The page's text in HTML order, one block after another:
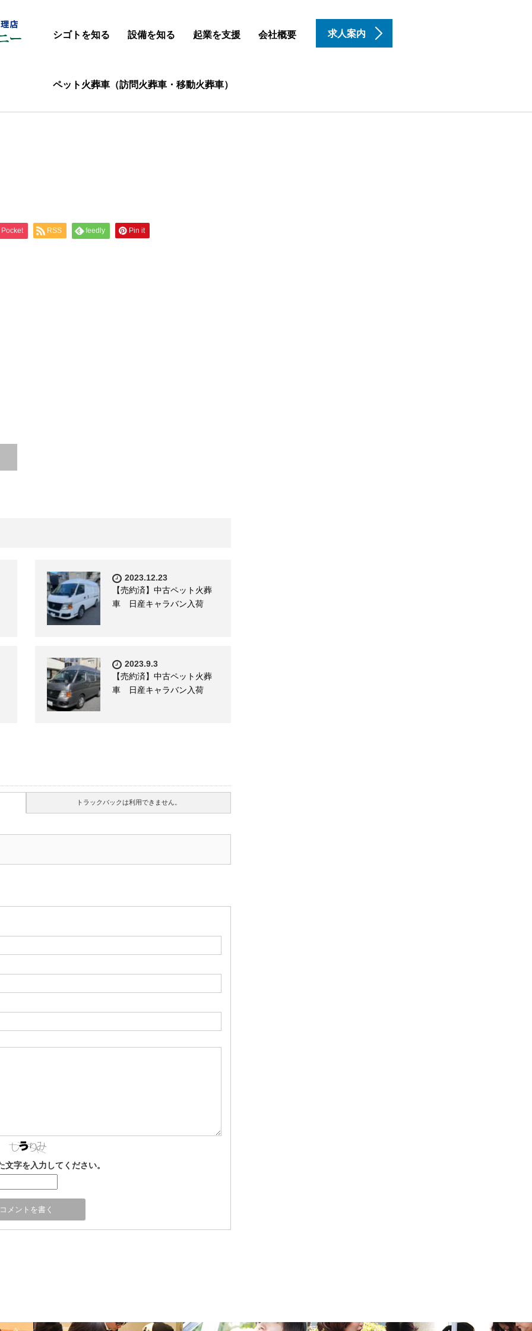
シゴトを知る 設備を知る 起業を支援 会社概要
ペット火葬車（訪問火葬車・移動火葬車）
求人案内
Pocket RSS feedly Pin it
2023.12.23
【売約済】中古ペット火葬
車 日産キャラバン入荷
2023.9.3
【売約済】中古ペット火葬
車 日産キャラバン入荷
トラックバックは利用できません。
文字を入力してください。